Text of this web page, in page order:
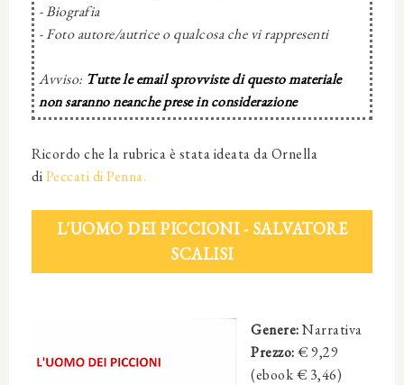
- Biografia
- Foto autore/autrice o qualcosa che vi rappresenti
Avviso: Tutte le email sprovviste di questo materiale
non saranno neanche prese in considerazione
Ricordo che la rubrica è stata ideata da Ornella
diPeccati di Penna.
L'UOMO DEI PICCIONI - SALVATORE
SCALISI
Genere:Narrativa
Prezzo:€9,29
(ebook € 3,46)